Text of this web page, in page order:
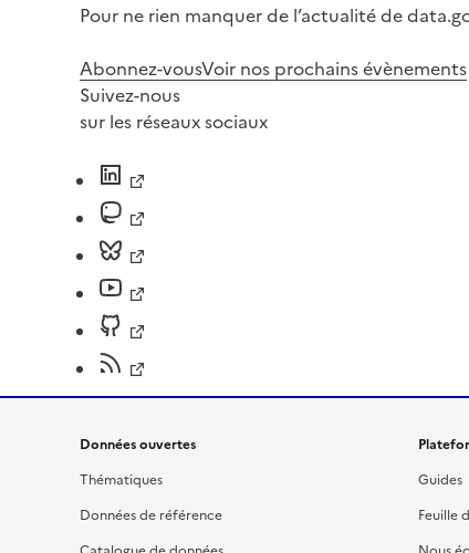
Pour ne rien manquer de l’actualité de
Abonnez-vousVoir nos prochains évènements
Suivez-nous
sur les réseaux sociaux
Données ouvertes
Thématiques
Données de référence
Guides
Feuille